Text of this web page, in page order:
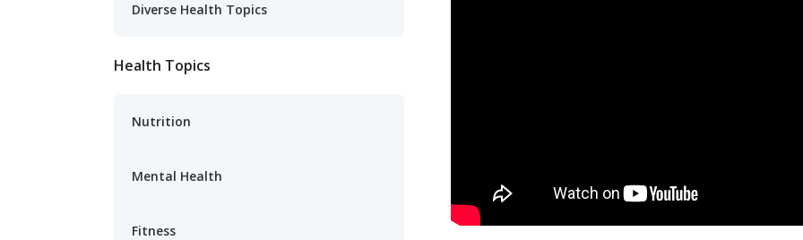
Diverse Health Topics
Health Topics
Nutrition
Mental Health
Fitness